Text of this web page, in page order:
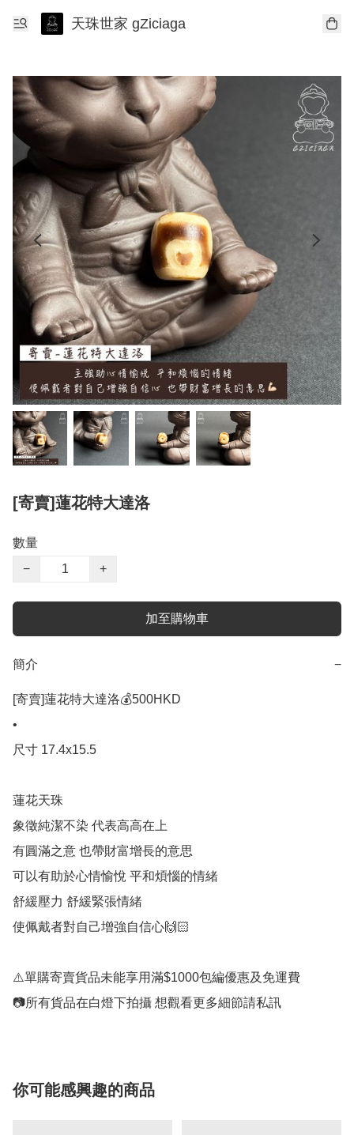
天珠世家 gZiciaga
[寄賣]蓮花特大達洛
數量
−
+
加至購物車
簡介 −
[寄賣]蓮花特大達洛💰500HKD
•
尺寸 17.4x15.5
蓮花天珠
象徵純潔不染 代表高高在上
有圓滿之意 也帶財富增長的意思
可以有助於心情愉悅 平和煩惱的情緒
舒緩壓力 舒緩緊張情緒
使佩戴者對自己增強自信心🙌🏻
⚠️單購寄賣貨品未能享用滿$1000包編優惠及免運費
你可能感興趣的商品